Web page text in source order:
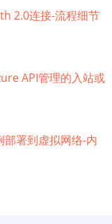
2.0连接-流程细节
API管理的入站或
部署到虚拟网络-内